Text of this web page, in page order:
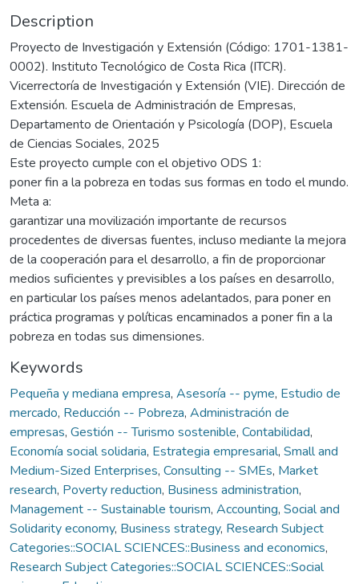
Description
Proyecto de Investigación y Extensión (Código: 1701-1381-
0002). Instituto Tecnológico de Costa Rica (ITCR).
Vicerrectoría de Investigación y Extensión (VIE). Dirección de
Extensión. Escuela de Administración de Empresas,
Departamento de Orientación y Psicología (DOP), Escuela
de Ciencias Sociales, 2025
Este proyecto cumple con el objetivo ODS 1:
poner fin a la pobreza en todas sus formas en todo el mundo.
Meta a:
garantizar una movilización importante de recursos
procedentes de diversas fuentes, incluso mediante la mejora
de la cooperación para el desarrollo, a fin de proporcionar
medios suficientes y previsibles a los países en desarrollo,
en particular los países menos adelantados, para poner en
práctica programas y políticas encaminados a poner fin a la
pobreza en todas sus dimensiones.
Keywords
Pequeña y mediana empresa, Asesoría -- pyme, Estudio de
mercado, Reducción -- Pobreza, Administración de
empresas, Gestión -- Turismo sostenible, Contabilidad,
Economía social solidaria, Estrategia empresarial, Small and
Medium-Sized Enterprises, Consulting -- SMEs, Market
research, Poverty reduction, Business administration,
Management -- Sustainable tourism, Accounting, Social and
Solidarity economy, Business strategy, Research Subject
Categories::SOCIAL SCIENCES::Business and economics,
Research Subject Categories::SOCIAL SCIENCES::Social